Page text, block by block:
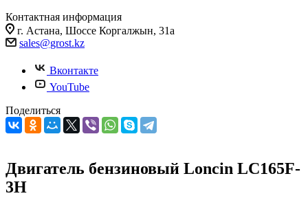
Контактная информация
г. Астана, Шоссе Коргалжын, 31а
sales@grost.kz
Вконтакте
YouTube
Поделиться
Двигатель бензиновый Loncin LC165F-
3H